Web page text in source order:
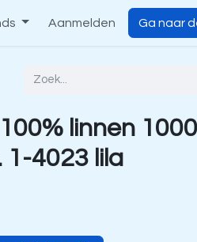
Aanmelden Ga naar
linnen
1-4023 lila